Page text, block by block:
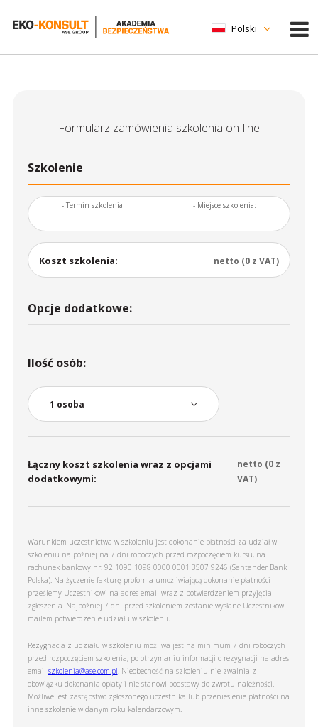
Polski
Formularz zamówienia szkolenia on-line
Szkolenie
- Termin szkolenia: - Miejsce szkolenia:
Koszt szkolenia: netto (0 z VAT)
Opcje dodatkowe:
Ilość osób:
Łączny koszt szkolenia wraz z opcjami
dodatkowymi:
netto (0z
VAT)
Warunkiem uczestnictwa w szkoleniu jest dokonanie płatności za udział w
szkoleniu najpóźniej na 7 dni roboczych przed rozpoczęciem kursu, na
rachunek bankowy nr: 92 1090 1098 0000 0001 3507 9246 (Santander Bank
Polska). Na życzenie fakturę proforma umożliwiającą dokonanie płatności
prześlemy Uczestnikowi na adres email wraz z potwierdzeniem przyjęcia
zgłoszenia. Najpóźniej 7 dni przed szkoleniem zostanie wysłane Uczestnikowi
mailem potwierdzenie udziału w szkoleniu.
Rezygnacja z udziału w szkoleniu możliwa jest na minimum 7 dni roboczych
przed rozpoczęciem szkolenia, po otrzymaniu informacji o rezygnacji na adres
email szkolenia@ase.com.pl. Nieobecność na szkoleniu nie zwalnia z
obowiązku dokonania opłaty i nie stanowi podstawy do zwrotu należności.
Możliwe jest zastępstwo zgłoszonego uczestnika lub przeniesienie płatności na
inne szkolenie w danym roku kalendarzowym.